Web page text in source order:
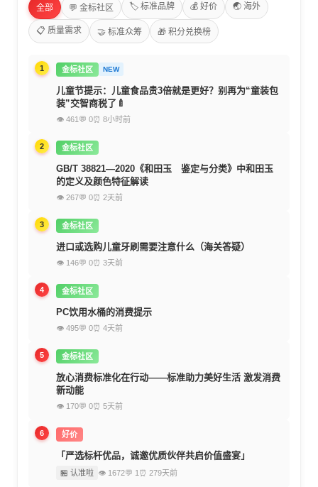
全部 💬 金标社区 🏷️ 标准品牌 💰 好价 🌏 海外
📋 质量需求 🤝 标准众筹 🎁 积分兑换榜
1 金标社区 NEW
儿童节提示：儿童食品贵3倍就是更好？别再为“童装包
装”交智商税了🍼
👁 461 💬 0⏰ 8小时前
2 金标社区
GB/T 38821—2020《和田玉 鉴定与分类》中和田玉
的定义及颜色特征解读
👁 267💬 0⏰ 2天前
3 金标社区
进口或选购儿童牙刷需要注意什么（海关答疑）
👁 146💬 0⏰ 3天前
4 金标社区
PC饮用水桶的消费提示
👁 495💬 0⏰ 4天前
5 金标社区
放心消费标准化在行动——标准助力美好生活 激发消费
新动能
👁 170💬 0⏰ 5天前
6 好价
「严选标杆优品，诚邀优质伙伴共启价值盛宴」
🏪 认准啦 👁 1672💬 1 ⏰ 279天前